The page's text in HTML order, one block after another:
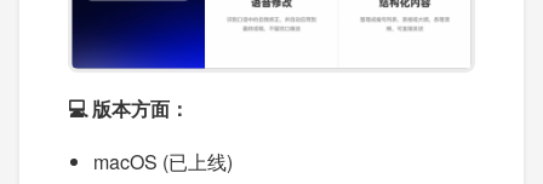
💻 版本方面：
macOS (已上线)